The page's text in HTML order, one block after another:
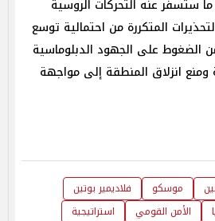
ستسفر عنه التحركات الروسية
المتكررة من احتمالية توسع
من الضغوط على الجهود الدبلوماسية
ومنع انزلاق المنطقة إلى مواجهة
موسكو
فلاديمير بوتين
الأمن القومي
استراتيجية